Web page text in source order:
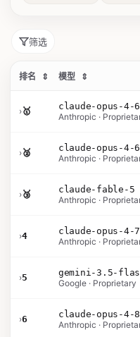
筛选
排名 ⇕ 模型 ⇕
›🥇
claude-opus-
Anthropic ·
›🥈
claude-opus-4-6
Anthropic ·
›🥉
claude-fable-5
Anthropic ·
›4
claude-opus-
Anthropic ·
›5
gemini-3.5-
Google · Proprietary
›6
claude-opus-
Anthropic ·